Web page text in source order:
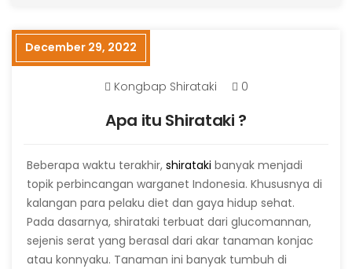
December 29, 2022
Kongbap Shirataki 0
Apa itu Shirataki ?
Beberapa waktu terakhir, shirataki banyak menjadi
topik perbincangan warganet Indonesia. Khususnya di
kalangan para pelaku diet dan gaya hidup sehat.
Pada dasarnya, shirataki terbuat dari glucomannan,
sejenis serat yang berasal dari akar tanaman konjac
atau konnyaku. Tanaman ini banyak tumbuh di